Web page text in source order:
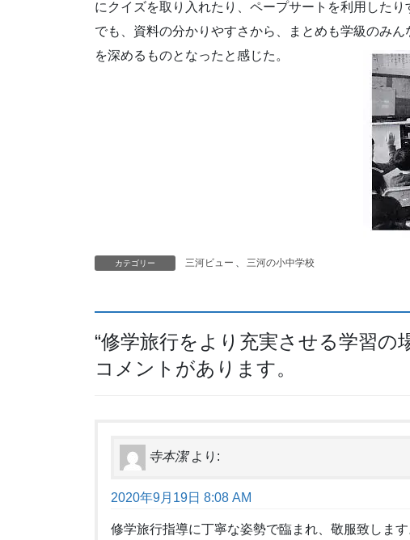
にクイズを取り入れたり、ペープサートを利用した
でも、資料の分かりやすさから、まとめも学級のみ
を深めるものとなったと感じた。
カテゴリー 三河ビュー 、 三河の小中学校
“修学旅行をより充実させる学習の
コメントがあります。
寺本潔 より:
2020年9月19日 8:08 AM
修学旅行指導に丁寧な姿勢で臨まれ、敬服致しま